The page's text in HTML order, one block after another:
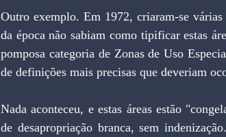
Outro exemplo. Em 1972, criaram-se
da época não sabiam como tipificar estas
pomposa categoria de Zonas de Uso
de definições mais precisas que deveriam
Nada aconteceu, e estas áreas estão
de desapropriação branca, sem